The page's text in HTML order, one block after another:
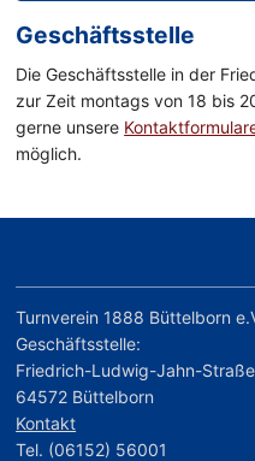
Geschäftsstelle
Die Geschäftsstelle in der
zur Zeit montags von 18 bis
gerne unsere
möglich.
Turnverein 1888 Büttelborn
Geschäftsstelle:
Friedrich-Ludwig-Jahn-
64572 Büttelborn
Kontakt
Tel. (06152) 56001